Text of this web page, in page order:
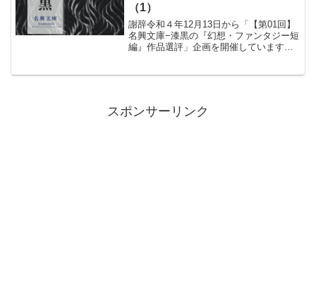
（1）
謝辞令和４年12月13日から「【第01回】
名興文庫−漆黒の『幻想・ファンタジー短
編』作品選評」企画を開催しています。
スポンサーリンク